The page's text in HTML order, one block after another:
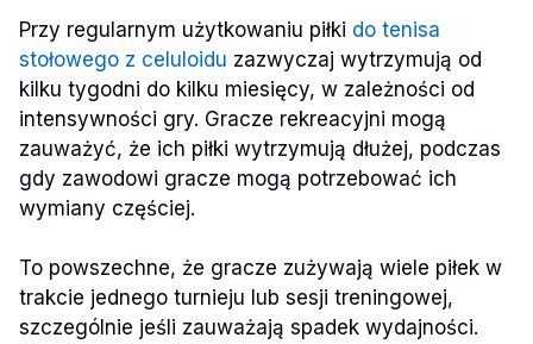
Przy regularnym użytkowaniu piłki do tenisa
stołowego z celuloidu zazwyczaj wytrzymują od
kilku tygodni do kilku miesięcy, w zależności od
intensywności gry. Gracze rekreacyjni mogą
zauważyć, że ich piłki wytrzymują dłużej, podczas
gdy zawodowi gracze mogą potrzebować ich
wymiany częściej.
To powszechne, że gracze zużywają wiele piłek w
trakcie jednego turnieju lub sesji treningowej,
szczególnie jeśli zauważają spadek wydajności.